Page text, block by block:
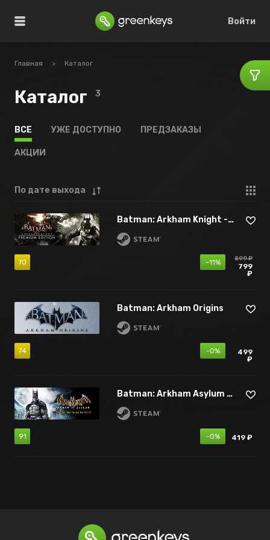
Войти
Главная > Каталог
Каталог 3
ВСЕ УЖЕ ДОСТУПНО ПРЕДЗАКАЗЫ
АКЦИИ
По дате выхода
Batman: Arkham Knight - Premium Edition
70 -11% 899 ₽
799
₽
Batman: Arkham Origins
74 -0%
499
₽
Batman: Arkham Asylum - Game of the Year Edition
91 -0% 419 ₽